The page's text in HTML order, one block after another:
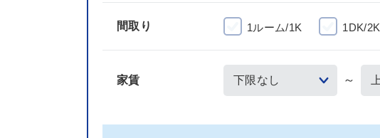
間取り 1ルーム/1K 1DK/2K
家賃 ～